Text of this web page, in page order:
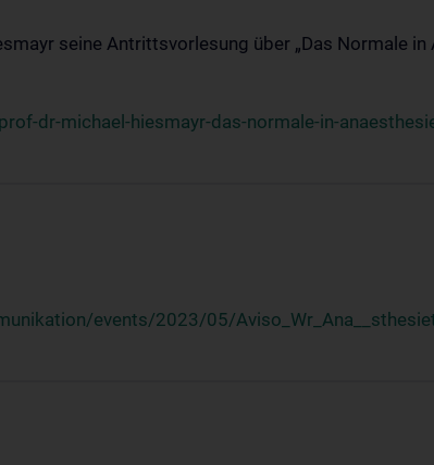
seine Antrittsvorlesung über „Das Normale in
dr-michael-hiesmayr-das-normale-in-
events/2023/05/